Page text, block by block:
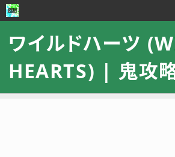
ワイルドハーツ
HEARTS) | 鬼攻